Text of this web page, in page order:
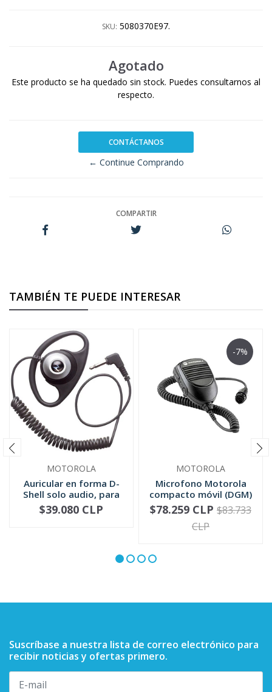
SKU: 5080370E97.
Agotado
Este producto se ha quedado sin stock. Puedes consultarnos al
respecto.
CONTÁCTANOS
← Continue Comprando
COMPARTIR
TAMBIÉN TE PUEDE INTERESAR
MOTOROLA
Auricular en forma D-
Shell solo audio, para
mic...
+
$39.080 CLP
-7%
MOTOROLA
Microfono Motorola
compacto móvil (DGM)
RMN5052
+
-
$78.259 CLP $83.733
CLP
Suscríbase a nuestra lista de correo electrónico para
recibir noticias y ofertas primero.